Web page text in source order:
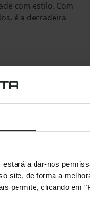
a dar-nos
site, de forma a
permite, clicando em
com estilo. Com
é a derradeira
cada sistema,
portas e controlos de
e 2 USB Tipo C.
Tipo C ligado à
um cabo SATA à PSU
velocidades até
C partilham uma
a ser utilizada
velocidades até